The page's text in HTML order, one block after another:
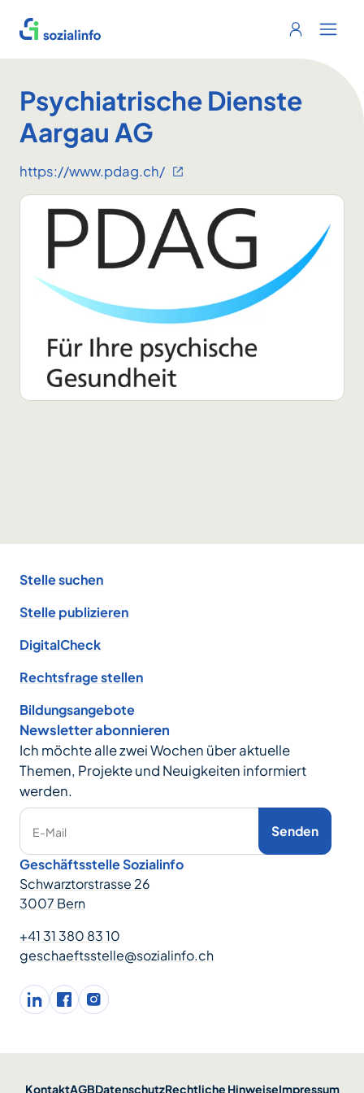
Sozialinfo
Login
Psychiatrische Dienste
Aargau AG
https://www.pdag.ch/
Stelle suchen
Stelle publizieren
DigitalCheck
Rechtsfrage stellen
Bildungsangebote
Newsletter abonnieren
Ich möchte alle zwei Wochen über aktuelle
Themen, Projekte und Neuigkeiten informiert
werden.
E-Mail Senden
Geschäftsstelle Sozialinfo
Schwarztorstrasse 26
3007 Bern
+41 31 380 83 10
geschaeftsstelle@sozialinfo.ch
LinkedInfacebookInstagram
KontaktAGBDatenschutzRechtliche HinweiseImpressum